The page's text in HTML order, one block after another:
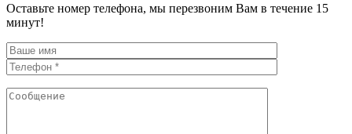
Оставьте номер телефона, мы перезвоним Вам в течение 15
минут!